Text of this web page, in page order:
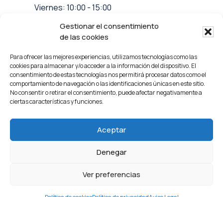
Gestionar el consentimiento
de las cookies
Para ofrecer las mejores experiencias, utilizamos tecnologías como las
cookies para almacenar y/o acceder a la información del dispositivo. El
consentimiento de estas tecnologías nos permitirá procesar datos como el
comportamiento de navegación o las identificaciones únicas en este sitio.
No consentir o retirar el consentimiento, puede afectar negativamente a
ciertas características y funciones.
Aceptar
Denegar
Ver preferencias
Viernes: 10:00 - 15:00
info@clinicasanchezvigil.com
Facebook
Instagram
© 2023 Clínica Sánchez Vigil
Aviso Legal
Política de cookies